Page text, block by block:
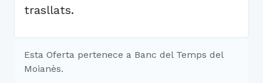
trasllats.
Esta Oferta pertenece a Banc del Temps del
Moianès.